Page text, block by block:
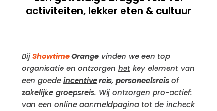
activiteiten, lekker eten & cultuur
Bij ShowtimeOrangevinden we een top
organisatie en ontzorgen hetkey element van
een goede incentivereis, personeelsreisof
zakelijke groepsreis. Wij ontzorgen pro-actief:
van een online aanmeldpagina tot de incheck